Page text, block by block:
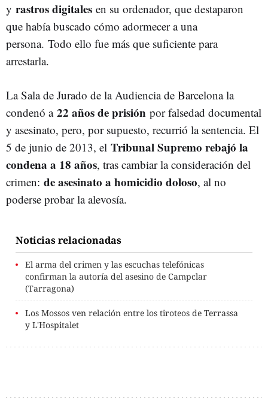
y rastros digitales en su ordenador, que destaparon
que había buscado cómo adormecer a una
persona. Todo ello fue más que suficiente para
arrestarla.
La Sala de Jurado de la Audiencia de Barcelona la
condenó a22 años de prisión por falsedad documental
y asesinato, pero, por supuesto, recurrió la sentencia. El
5 de junio de 2013, el Tribunal Supremo rebajó la
condena a 18 años, tras cambiar la consideración del
crimen: de asesinato a homicidio doloso, al no
poderse probar la alevosía.
Noticias relacionadas
El arma del crimen y las escuchas telefónicas
confirman la autoría del asesino de Campclar
(Tarragona)
Los Mossos ven relación entre los tiroteos de Terrassa
y L'Hospitalet